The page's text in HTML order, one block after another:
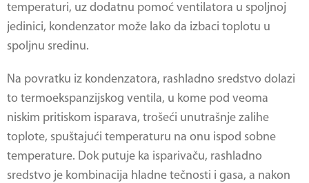
temperaturi, uz dodatnu pomoć ventilatora u spoljnoj
jedinici, kondenzator može lako da izbaci toplotu u
spoljnu sredinu.
Na povratku iz kondenzatora, rashladno sredstvo dolazi
to termoekspanzijskog ventila, u kome pod veoma
niskim pritiskom isparava, trošeći unutrašnje zalihe
toplote, spuštajući temperaturu na onu ispod sobne
temperature. Dok putuje ka isparivaču, rashladno
sredstvo je kombinacija hladne tečnosti i gasa, a nakon